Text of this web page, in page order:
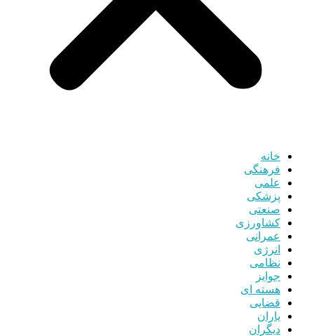
خانه
فرهنگی
علمی
پزشکی
صنعتی
کشاورزی
عمرانی
انرژی
نظامی
جوایز
هسته ای
قضایی
یاران
دیگران